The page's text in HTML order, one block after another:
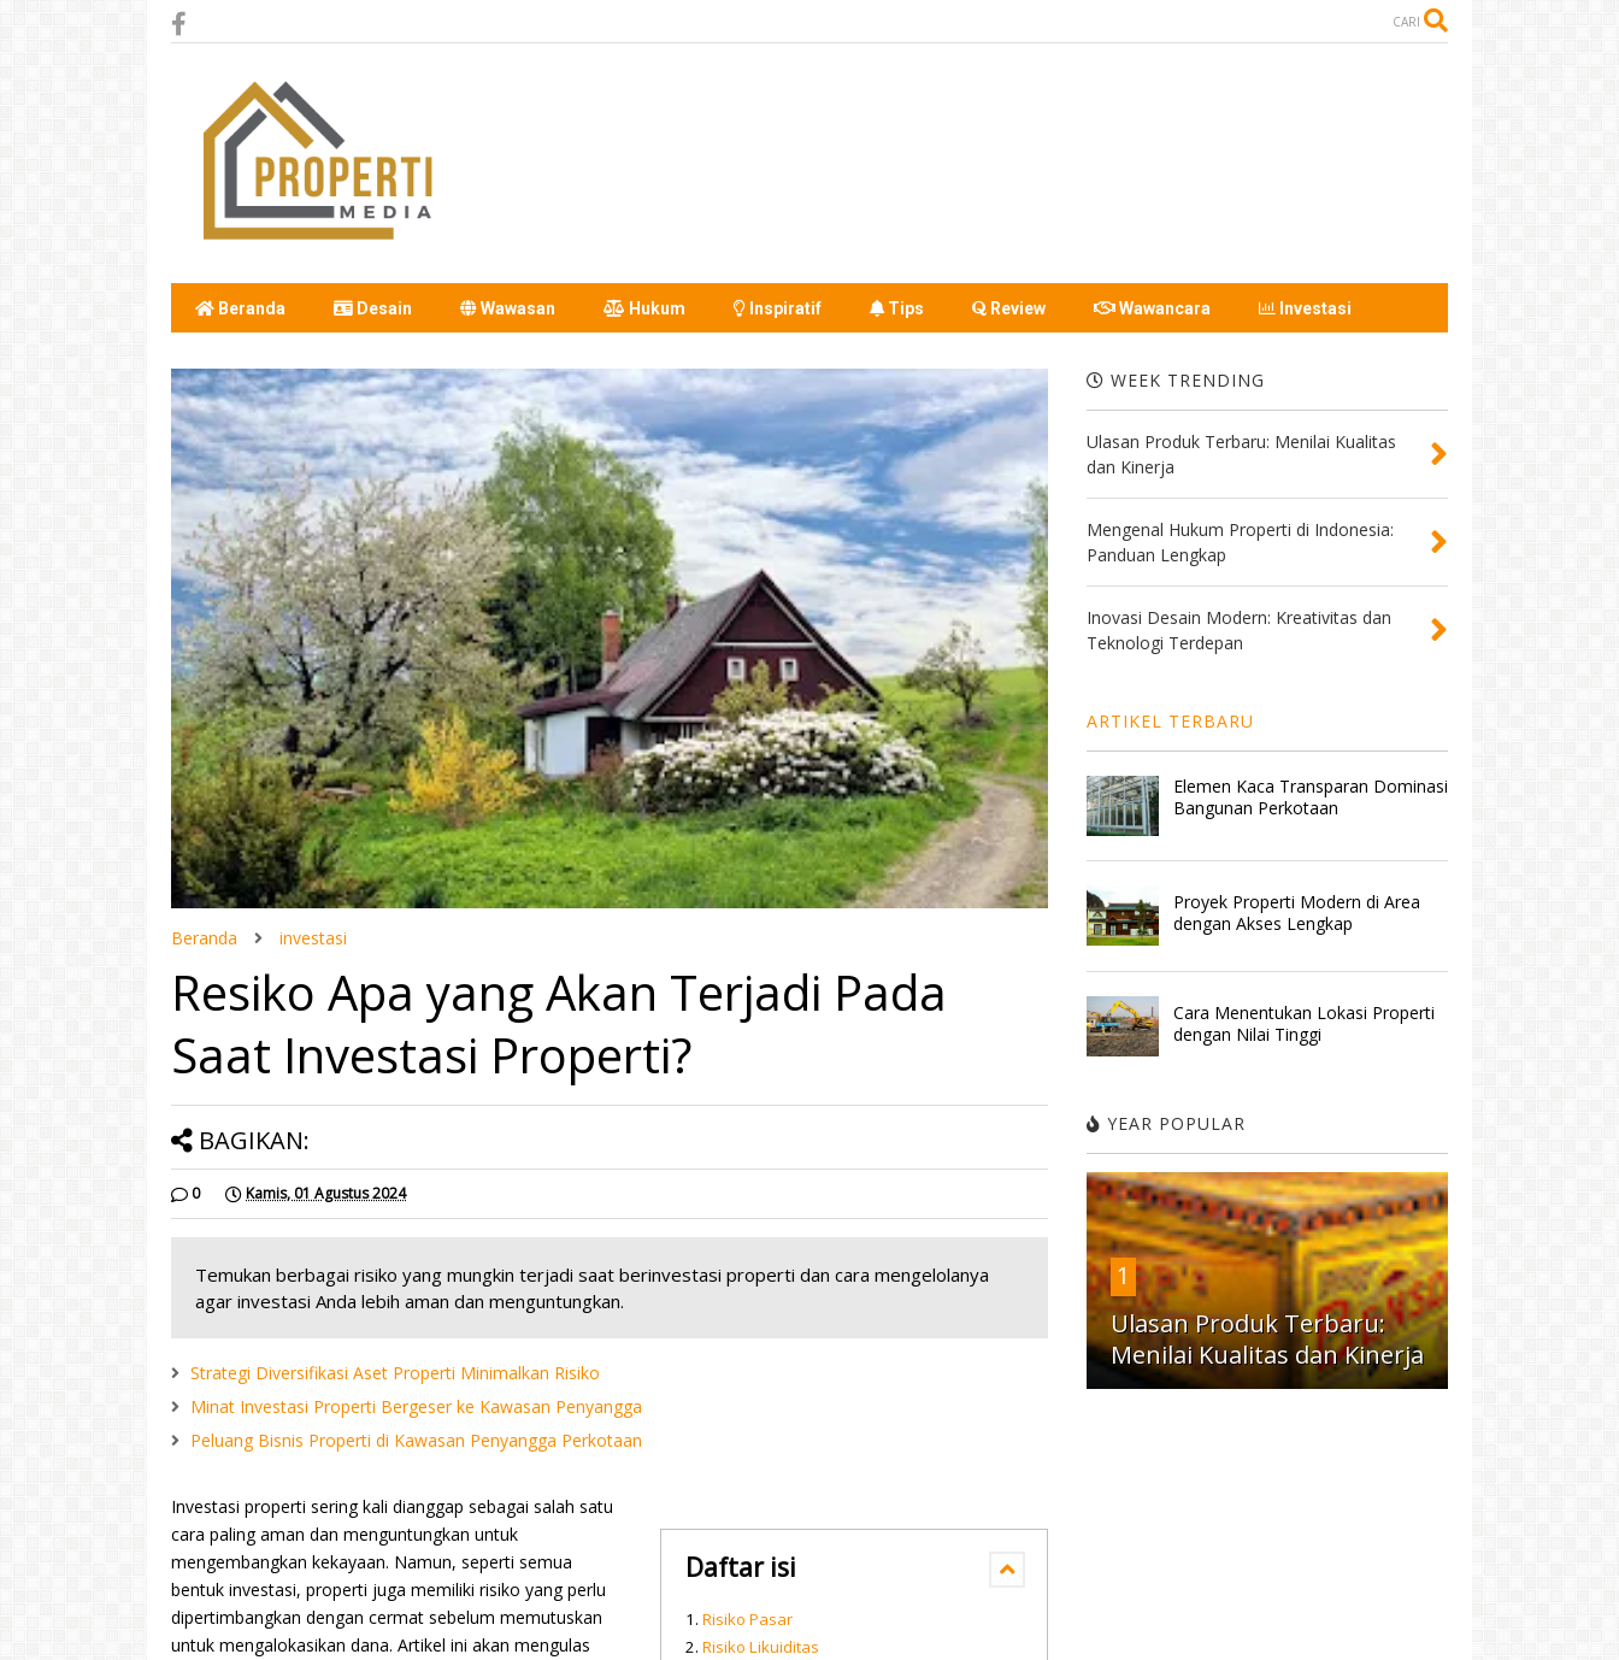
CARI
Beranda Desain Wawasan Hukum Inspiratif Tips Review Wawancara Investasi
Beranda investasi
Resiko Apa yang Akan Terjadi Pada
Saat Investasi Properti?
BAGIKAN:
0 Kamis, 01 Agustus 2024
Temukan berbagai risiko yang mungkin terjadi saat berinvestasi properti dan cara mengelolanya
agar investasi Anda lebih aman dan menguntungkan.
Strategi Diversifikasi Aset Properti Minimalkan Risiko
Minat Investasi Properti Bergeser ke Kawasan Penyangga
Peluang Bisnis Properti di Kawasan Penyangga Perkotaan
Daftar isi
Risiko Pasar
Risiko Likuiditas
Investasi properti sering kali dianggap sebagai salah satu
cara paling aman dan menguntungkan untuk
mengembangkan kekayaan. Namun, seperti semua
bentuk investasi, properti juga memiliki risiko yang perlu
dipertimbangkan dengan cermat sebelum memutuskan
untuk mengalokasikan dana. Artikel ini akan mengulas
WEEK TRENDING
Ulasan Produk Terbaru: Menilai Kualitas
dan Kinerja
Mengenal Hukum Properti di Indonesia:
Panduan Lengkap
Inovasi Desain Modern: Kreativitas dan
Teknologi Terdepan
ARTIKEL TERBARU
Elemen Kaca Transparan Dominasi
Bangunan Perkotaan
Proyek Properti Modern di Area
dengan Akses Lengkap
Cara Menentukan Lokasi Properti
dengan Nilai Tinggi
YEAR POPULAR
1
Ulasan Produk Terbaru:
Menilai Kualitas dan Kinerja